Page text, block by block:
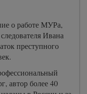
о работе МУРа,
Ивана
преступного
автор более 40